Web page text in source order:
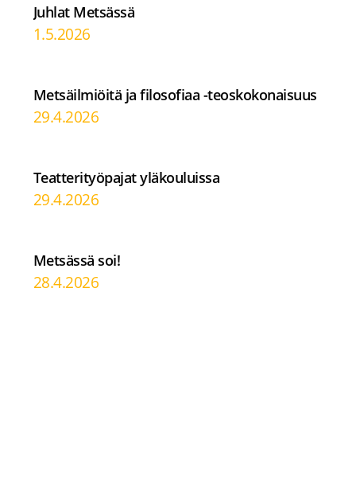
Juhlat Metsässä
1.5.2026
Metsäilmiöitä ja filosofiaa -teoskokonaisuus
29.4.2026
Teatterityöpajat yläkouluissa
29.4.2026
Metsässä soi!
28.4.2026